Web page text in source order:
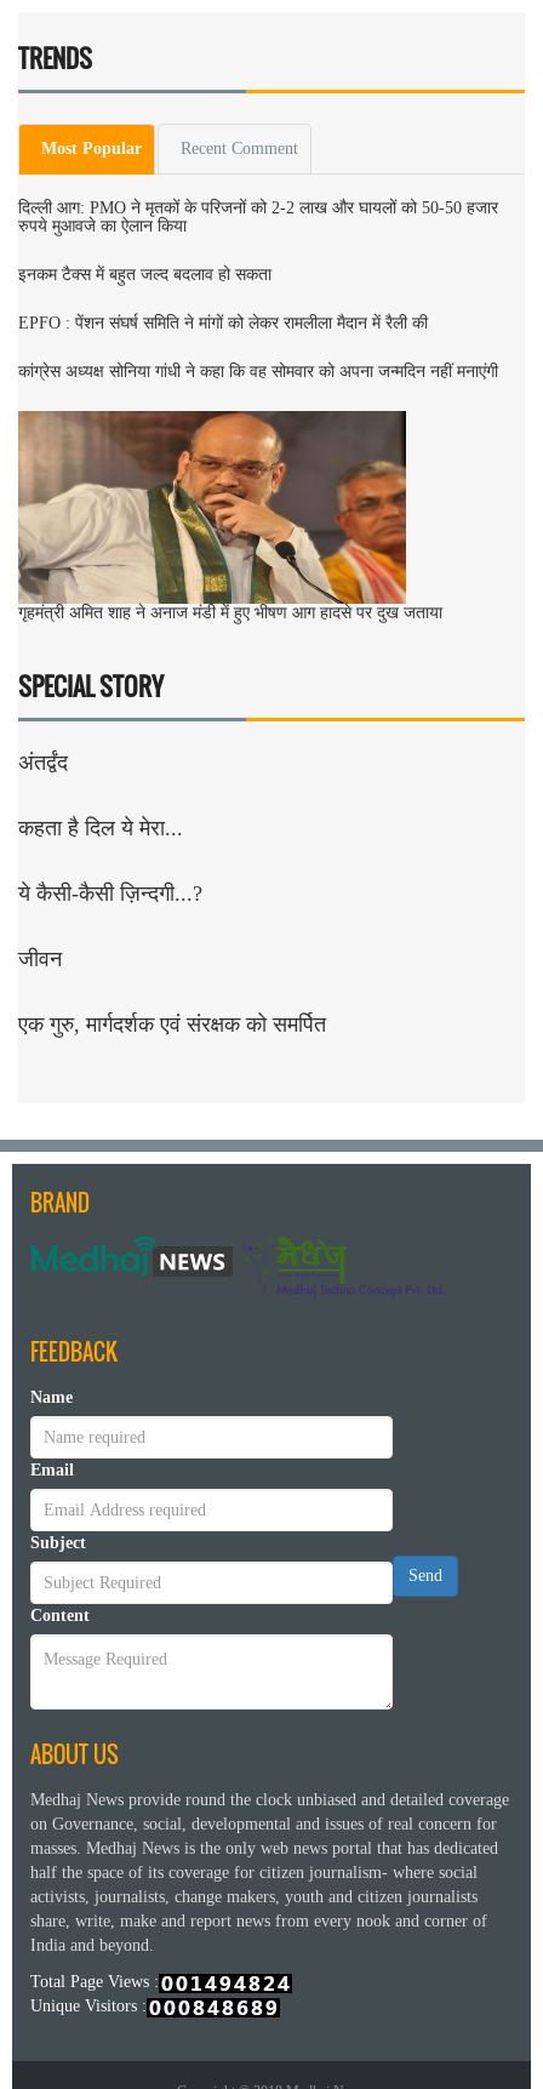
TRENDS
Most Popular Recent Comment
दिल्ली आग: PMO ने मृतकों के परिजनों को 2-2 लाख और घायलों को 50-50 हजार
रुपये मुआवजे का ऐलान किया
इनकम टैक्स में बहुत जल्द बदलाव हो सकता
EPFO : पेंशन संघर्ष समिति ने मांगों को लेकर रामलीला मैदान में रैली की
कांग्रेस अध्यक्ष सोनिया गांधी ने कहा कि वह सोमवार को अपना जन्मदिन नहीं मनाएंगी
गृहमंत्री अमित शाह ने अनाज मंडी में हुए भीषण आग हादसे पर दुख जताया
SPECIAL STORY
अंतर्द्वंद
कहता है दिल ये मेरा...
ये कैसी-कैसी ज़िन्दगी...?
जीवन
एक गुरु, मार्गदर्शक एवं संरक्षक को समर्पित
BRAND
FEEDBACK
Name
Email
Subject
Content
Send
ABOUT US
Medhaj News provide round the clock unbiased and detailed coverage
on Governance, social, developmental and issues of real concern for
masses. Medhaj News is the only web news portal that has dedicated
half the space of its coverage for citizen journalism- where social
activists, journalists, change makers, youth and citizen journalists
share, write, make and report news from every nook and corner of
India and beyond.
Total Page Views :
Unique Visitors :